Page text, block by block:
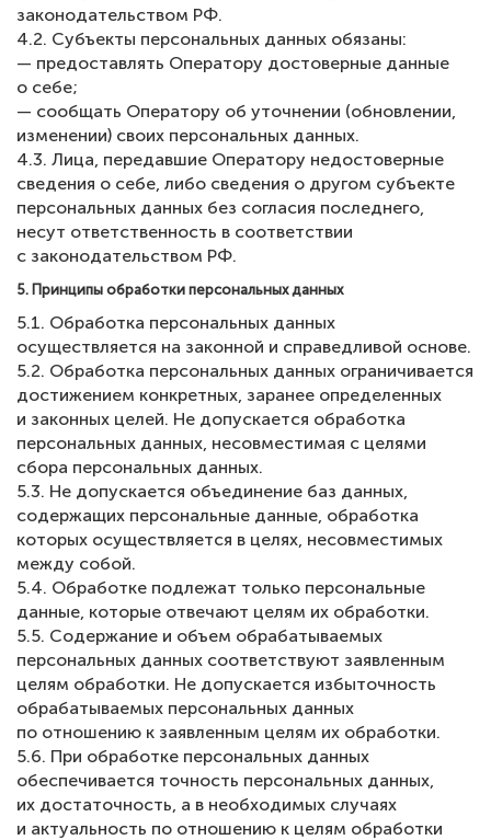
законодательством РФ.
4.2. Субъекты персональных данных обязаны:
— предоставлять Оператору достоверные данные
о себе;
— сообщать Оператору об уточнении (обновлении,
изменении) своих персональных данных.
4.3. Лица, передавшие Оператору недостоверные
сведения о себе, либо сведения о другом субъекте
персональных данных без согласия последнего,
несут ответственность в соответствии
с законодательством РФ.
5. Принципы обработки персональных данных
5.1. Обработка персональных данных
осуществляется на законной и справедливой основе.
5.2. Обработка персональных данных ограничивается
достижением конкретных, заранее определенных
и законных целей. Не допускается обработка
персональных данных, несовместимая с целями
сбора персональных данных.
5.3. Не допускается объединение баз данных,
содержащих персональные данные, обработка
которых осуществляется в целях, несовместимых
между собой.
5.4. Обработке подлежат только персональные
данные, которые отвечают целям их обработки.
5.5. Содержание и объем обрабатываемых
персональных данных соответствуют заявленным
целям обработки. Не допускается избыточность
обрабатываемых персональных данных
по отношению к заявленным целям их обработки.
5.6. При обработке персональных данных
обеспечивается точность персональных данных,
их достаточность, а в необходимых случаях
и актуальность по отношению к целям обработки